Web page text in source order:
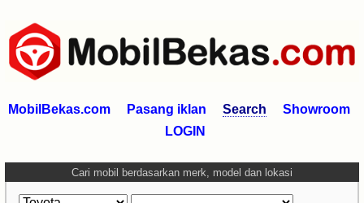
MobilBekas.com Pasang iklan Search
Showroom
LOGIN
Cari mobil berdasarkan merk, model dan lokasi